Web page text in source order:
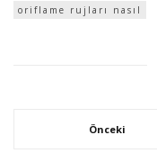
oriflame rujları nasıl
Önceki